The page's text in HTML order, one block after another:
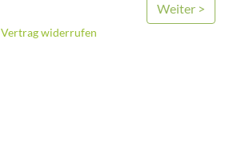
Weiter >
Vertrag widerrufen